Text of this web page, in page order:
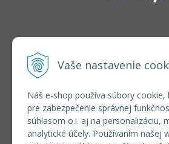
Vaše nastavenie
Náš e-shop používa súbory
pre zabezpečenie správnej
súhlasom o.i. aj na personalizáciu,
analytické účely. Používaním našej
INFOLINKA
+421 37 6586
VŠETKO O
REGISTRÁCIA